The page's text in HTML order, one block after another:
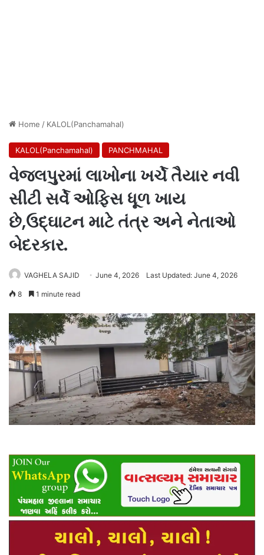
Home / KALOL(Panchamahal)
KALOL(Panchamahal) PANCHMAHAL
વેજલપુરમાં લાખોના ખર્ચે તૈયાર નવી
સીટી સર્વે ઓફિસ ધૂળ ખાય
છે,ઉદ્ઘાટન માટે તંત્ર અને નેતાઓ
બેદરકાર.
VAGHELA SAJID June 4, 2026 Last Updated: June 4, 2026
8 1 minute read